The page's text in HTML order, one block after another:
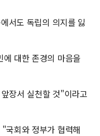
서도 독립의 의지를 잃
대한 존경의 마음을
장서 실천할 것"이라고
국회와 정부가 협력해